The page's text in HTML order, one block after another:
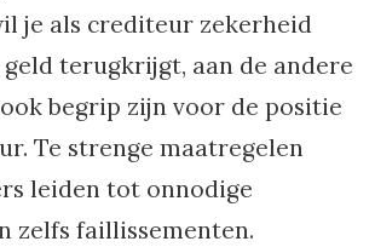
je als crediteur zekerheid
terugkrijgt, aan de andere
begrip zijn voor de positie
Te strenge maatregelen
leiden tot onnodige
zelfs faillissementen.